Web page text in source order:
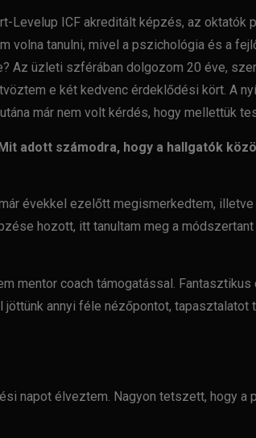
Levelup ICF akreditált képzés, az oktatók
volna tanulni, mivel a pszichológia és a
Az üzleti szférában dolgozom 20 éve,
e két kedvenc érdeklődési kört. A
már nem volt kérdés, hogy mellettük
adott számodra, hogy a hallgatók
évekkel ezelőtt megismerkedtem,
hozott, itt tanultam meg a módszertant
mentor coach támogatással.
jöttünk annyi féle nézőpontot, tapasztalatot
napot élveztem. Nagyon tetszett, hogy a